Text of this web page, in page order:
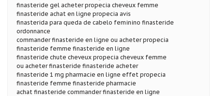
finasteride gel acheter propecia cheveux femme
finasteride achat en ligne propecia avis
finasterida para queda de cabelo feminino finasteride
ordonnance
commander finasteride en ligne ou acheter propecia
finasteride femme finasteride en ligne
finasteride chute cheveux propecia cheveux femme
ou acheter finasteride finasteride acheter
finasteride 1 mg pharmacie en ligne effet propecia
finasteride femme finasteride pharmacie
achat finasteride commander finasteride en ligne